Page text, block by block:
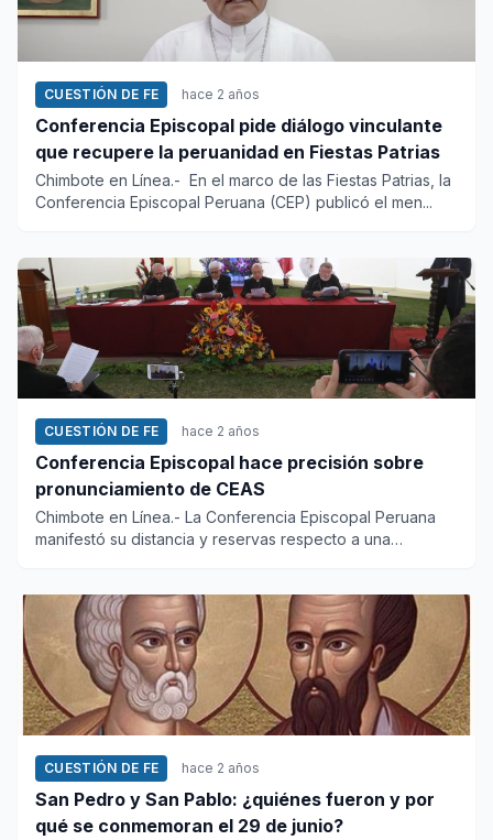
CUESTIÓN DE FE hace 2 años
Conferencia Episcopal pide diálogo vinculante
que recupere la peruanidad en Fiestas Patrias
Chimbote en Línea.- En el marco de las Fiestas Patrias, la
Conferencia Episcopal Peruana (CEP) publicó el men...
CUESTIÓN DE FE hace 2 años
Conferencia Episcopal hace precisión sobre
pronunciamiento de CEAS
Chimbote en Línea.- La Conferencia Episcopal Peruana
manifestó su distancia y reservas respecto a una
CUESTIÓN DE FE hace 2 años
San Pedro y San Pablo: ¿quiénes fueron y por
qué se conmemoran el 29 de junio?